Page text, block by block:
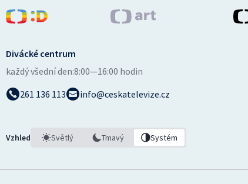
Divácké centrum
každý všední den:8:00—16:00 hodin
261 136 113
info@ceskatelevize.cz
Vzhled Světlý Tmavý Systém